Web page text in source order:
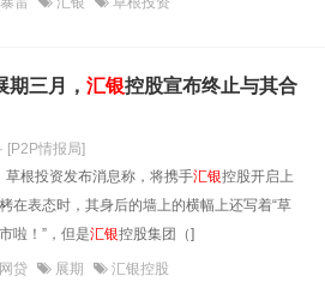
期三月， 汇银控股宣布终止与其合
· [P2P情报局]
根投资发布消息称，将携手汇银控股开启上
在表态时，其身后的墙上的横幅上还写着“草
啦！”，但是汇银控股集团（]
贷 展期 汇银控股